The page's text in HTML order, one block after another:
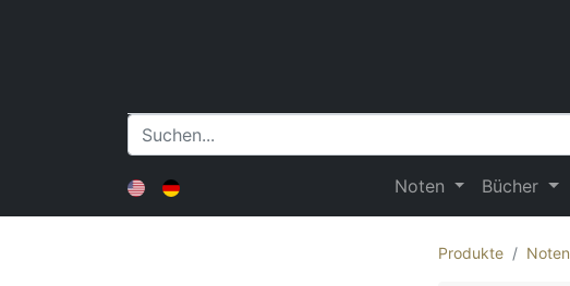
Noten Bücher
Produkte Noten